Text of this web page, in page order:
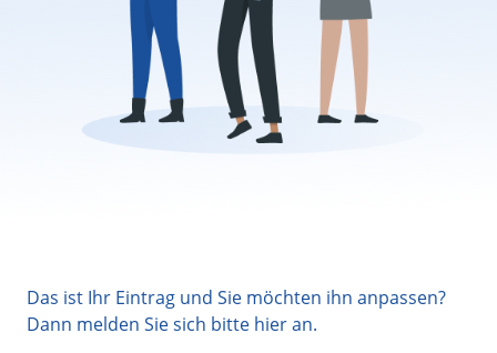
Das ist Ihr Eintrag und Sie möchten ihn anpassen?
Dann melden Sie sich bitte hieran.